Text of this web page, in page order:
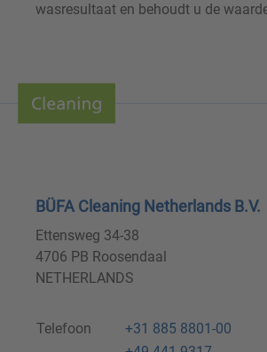
wasresultaat en behoudt u de
BÜFA Cleaning Netherlands B.V.
Ettensweg 34-38
4706 PB Roosendaal
NETHERLANDS
Telefoon
+31 885 8801-00